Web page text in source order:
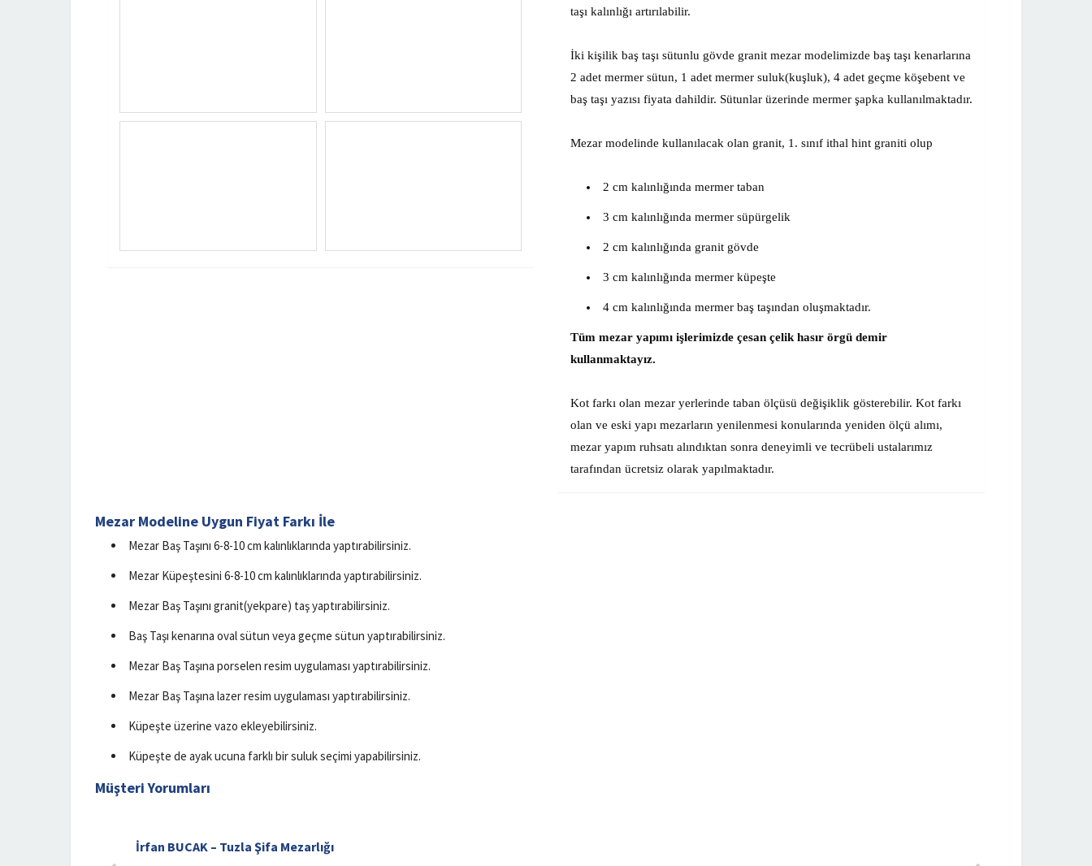
taşı kalınlığı artırılabilir.
İki kişilik baş taşı sütunlu gövde granit mezar modelimizde baş taşı kenarlarına
2 adet mermer sütun, 1 adet mermer suluk(kuşluk), 4 adet geçme köşebent ve
baş taşı yazısı fiyata dahildir. Sütunlar üzerinde mermer şapka kullanılmaktadır.
Mezar modelinde kullanılacak olan granit, 1. sınıf ithal hint graniti olup
2 cm kalınlığında mermer taban
3 cm kalınlığında mermer süpürgelik
2 cm kalınlığında granit gövde
3 cm kalınlığında mermer küpeşte
4 cm kalınlığında mermer baş taşından oluşmaktadır.
Tüm mezar yapımı işlerimizde çesan çelik hasır örgü demir
kullanmaktayız.
Kot farkı olan mezar yerlerinde taban ölçüsü değişiklik gösterebilir. Kot farkı
olan ve eski yapı mezarların yenilenmesi konularında yeniden ölçü alımı,
mezar yapım ruhsatı alındıktan sonra deneyimli ve tecrübeli ustalarımız
tarafından ücretsiz olarak yapılmaktadır.
Mezar Modeline Uygun Fiyat Farkı İle
Mezar Baş Taşını 6-8-10 cm kalınlıklarında yaptırabilirsiniz.
Mezar Küpeştesini 6-8-10 cm kalınlıklarında yaptırabilirsiniz.
Mezar Baş Taşını granit(yekpare) taş yaptırabilirsiniz.
Baş Taşı kenarına oval sütun veya geçme sütun yaptırabilirsiniz.
Mezar Baş Taşına porselen resim uygulaması yaptırabilirsiniz.
Mezar Baş Taşına lazer resim uygulaması yaptırabilirsiniz.
Küpeşte üzerine vazo ekleyebilirsiniz.
Küpeşte de ayak ucuna farklı bir suluk seçimi yapabilirsiniz.
Müşteri Yorumları
İrfan BUCAK – Tuzla Şifa Mezarlığı